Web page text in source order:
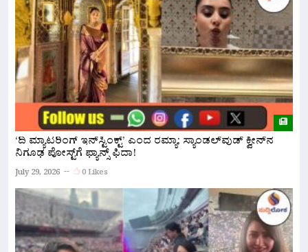
‘ದಿ ಮ್ಯಾಟರಿಂಗ್ ಇನ್‌ಸ್ಟಿಂಕ್ಟ್’ ಎಂದ ರಮ್ಯಾ; ಸ್ಯಾಂಡಲ್‌ವುಡ್ ಕ್ವೀನ್‌ನ
ನಿಗೂಢ ಪೋಸ್ಟ್‌ಗೆ ಫ್ಯಾನ್ಸ್ ಫಿದಾ!
July 29, 2026 0 Likes